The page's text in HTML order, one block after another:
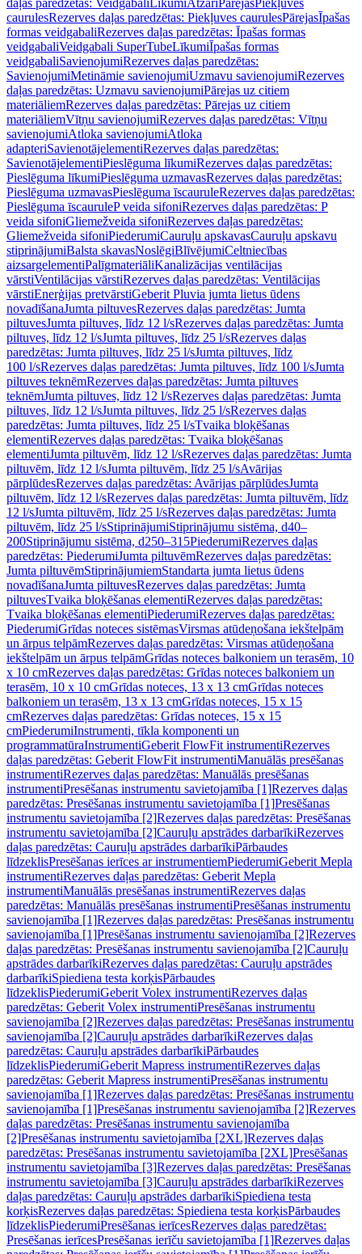
daļas paredzētas: Veidgabali LīkumiAtzari PārejasPiekļuves
caurulesRezerves daļas paredzētas: Piekļuves caurulesPārejasĪpašas
formas veidgabaliRezerves daļas paredzētas: Īpašas formas
veidgabaliVeidgabali SuperTubeLīkumiĪpašas formas
veidgabaliSavienojumiRezerves daļas paredzētas:
SavienojumiMetināmie savienojumiUzmavu savienojumiRezerves
daļas paredzētas: Uzmavu savienojumiPārejas uz citiem
materiāliemRezerves daļas paredzētas: Pārejas uz citiem
materiāliemVītņu savienojumiRezerves daļas paredzētas: Vītņu
savienojumiAtloka savienojumiAtloka
adapteriSavienotājelementiRezerves daļas paredzētas:
SavienotājelementiPieslēguma līkumiRezerves daļas paredzētas:
Pieslēguma līkumiPieslēguma uzmavasRezerves daļas paredzētas:
Pieslēguma uzmavasPieslēguma īscauruleRezerves daļas paredzētas:
Pieslēguma īscauruleP veida sifoniRezerves daļas paredzētas: P
veida sifoniGliemežveida sifoniRezerves daļas paredzētas:
Gliemežveida sifoniPiederumiCauruļu apskavasCauruļu apskavu
stiprinājumiBalsta skavasNoslēgiBlīvējumiCeltniecības
aizsargelementiPalīgmateriāliKanalizācijas ventilācijas
vārstiVentilācijas vārstiRezerves daļas paredzētas: Ventilācijas
vārstiEnerģijas pretvārstiGeberit Pluvia jumta lietus ūdens
novadīšanaJumta piltuvesRezerves daļas paredzētas: Jumta
piltuvesJumta piltuves, līdz 12 l/sRezerves daļas paredzētas: Jumta
piltuves, līdz 12 l/sJumta piltuves, līdz 25 l/sRezerves daļas
paredzētas: Jumta piltuves, līdz 25 l/sJumta piltuves, līdz
100 l/sRezerves daļas paredzētas: Jumta piltuves, līdz 100 l/sJumta
piltuves teknēmRezerves daļas paredzētas: Jumta piltuves
teknēmJumta piltuves, līdz 12 l/sRezerves daļas paredzētas: Jumta
piltuves, līdz 12 l/sJumta piltuves, līdz 25 l/sRezerves daļas
paredzētas: Jumta piltuves, līdz 25 l/sTvaika bloķēšanas
elementiRezerves daļas paredzētas: Tvaika bloķēšanas
elementiJumta piltuvēm, līdz 12 l/sRezerves daļas paredzētas: Jumta
piltuvēm, līdz 12 l/sJumta piltuvēm, līdz 25 l/sAvārijas
pārplūdesRezerves daļas paredzētas: Avārijas pārplūdesJumta
piltuvēm, līdz 12 l/sRezerves daļas paredzētas: Jumta piltuvēm, līdz
12 l/sJumta piltuvēm, līdz 25 l/sRezerves daļas paredzētas: Jumta
piltuvēm, līdz 25 l/sStiprinājumiStiprinājumu sistēma, d40–
200Stiprinājumu sistēma, d250–315PiederumiRezerves daļas
paredzētas: PiederumiJumta piltuvēmRezerves daļas paredzētas:
Jumta piltuvēmStiprinājumiemStandarta jumta lietus ūdens
novadīšanaJumta piltuvesRezerves daļas paredzētas: Jumta
piltuvesTvaika bloķēšanas elementiRezerves daļas paredzētas:
Tvaika bloķēšanas elementiPiederumiRezerves daļas paredzētas:
PiederumiGrīdas noteces sistēmasVirsmas atūdeņošana iekštelpām
un ārpus telpāmRezerves daļas paredzētas: Virsmas atūdeņošana
iekštelpām un ārpus telpāmGrīdas noteces balkoniem un terasēm, 10
x 10 cmRezerves daļas paredzētas: Grīdas noteces balkoniem un
terasēm, 10 x 10 cmGrīdas noteces, 13 x 13 cmGrīdas noteces
balkoniem un terasēm, 13 x 13 cmGrīdas noteces, 15 x 15
cmRezerves daļas paredzētas: Grīdas noteces, 15 x 15
cmPiederumiInstrumenti, tīkla komponenti un
programmatūraInstrumentiGeberit FlowFit instrumentiRezerves
daļas paredzētas: Geberit FlowFit instrumentiManuālās presēšanas
instrumentiRezerves daļas paredzētas: Manuālās presēšanas
instrumentiPresēšanas instrumentu savietojamība [1]Rezerves daļas
paredzētas: Presēšanas instrumentu savietojamība [1]Presēšanas
instrumentu savietojamība [2]Rezerves daļas paredzētas: Presēšanas
instrumentu savietojamība [2]Cauruļu apstrādes darbarīkiRezerves
daļas paredzētas: Cauruļu apstrādes darbarīkiPārbaudes
līdzeklisPresēšanas ierīces ar instrumentiemPiederumiGeberit Mepla
instrumentiRezerves daļas paredzētas: Geberit Mepla
instrumentiManuālās presēšanas instrumentiRezerves daļas
paredzētas: Manuālās presēšanas instrumentiPresēšanas instrumentu
savienojamība [1]Rezerves daļas paredzētas: Presēšanas instrumentu
savienojamība [1]Presēšanas instrumentu savienojamība [2]Rezerves
daļas paredzētas: Presēšanas instrumentu savienojamība [2]Cauruļu
apstrādes darbarīkiRezerves daļas paredzētas: Cauruļu apstrādes
darbarīkiSpiediena testa korķisPārbaudes
līdzeklisPiederumiGeberit Volex instrumentiRezerves daļas
paredzētas: Geberit Volex instrumentiPresēšanas instrumentu
savienojamība [2]Rezerves daļas paredzētas: Presēšanas instrumentu
savienojamība [2]Cauruļu apstrādes darbarīkiRezerves daļas
paredzētas: Cauruļu apstrādes darbarīkiPārbaudes
līdzeklisPiederumiGeberit Mapress instrumentiRezerves daļas
paredzētas: Geberit Mapress instrumentiPresēšanas instrumentu
savienojamība [1]Rezerves daļas paredzētas: Presēšanas instrumentu
savienojamība [1]Presēšanas instrumentu savienojamība [2]Rezerves
daļas paredzētas: Presēšanas instrumentu savienojamība
[2]Presēšanas instrumentu savietojamība [2XL]Rezerves daļas
paredzētas: Presēšanas instrumentu savietojamība [2XL]Presēšanas
instrumentu savietojamība [3]Rezerves daļas paredzētas: Presēšanas
instrumentu savietojamība [3]Cauruļu apstrādes darbarīkiRezerves
daļas paredzētas: Cauruļu apstrādes darbarīkiSpiediena testa
korķisRezerves daļas paredzētas: Spiediena testa korķisPārbaudes
līdzeklisPiederumiPresēšanas ierīcesRezerves daļas paredzētas:
Presēšanas ierīcesPresēšanas ierīču savietojamība [1]Rezerves daļas